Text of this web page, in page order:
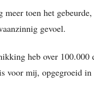
meer toen het
gevoel.
heb over 100.000
voor mij, opgegroeid